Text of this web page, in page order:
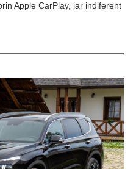
Apple CarPlay, iar indiferent